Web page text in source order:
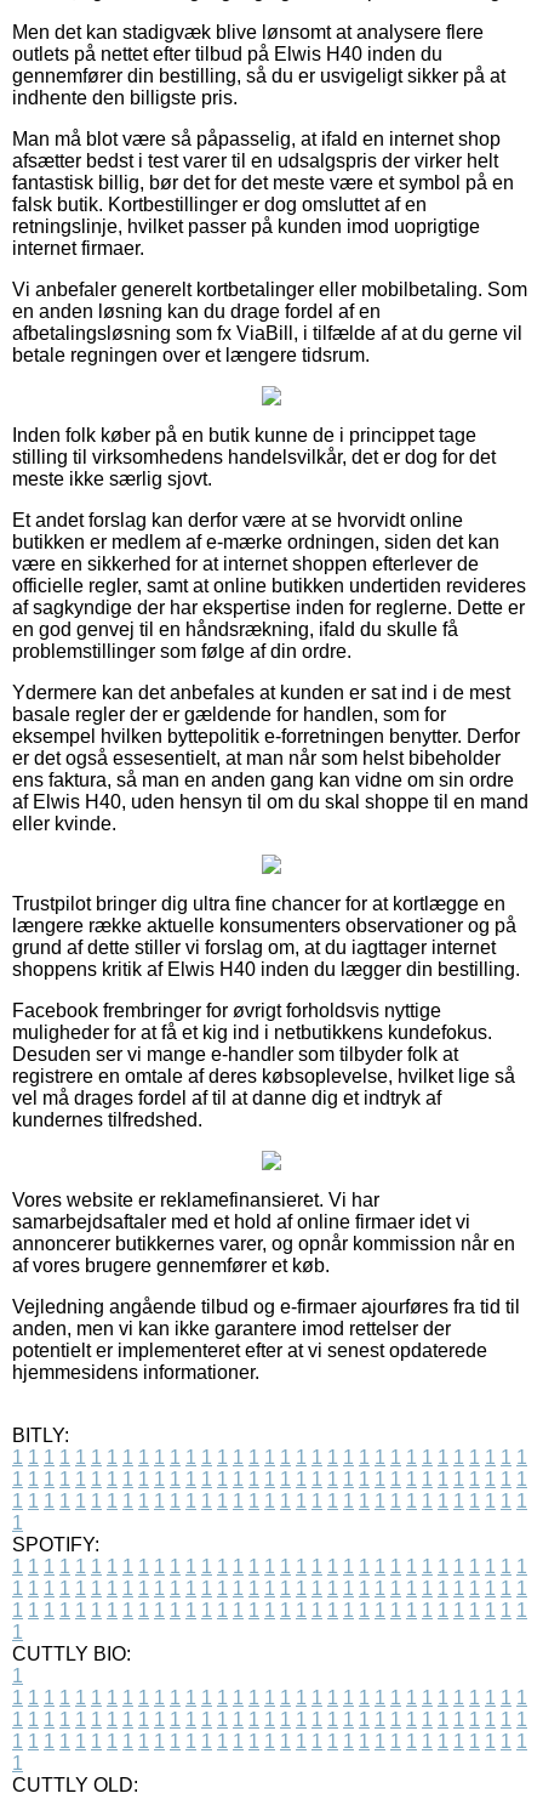
Men det kan stadigvæk blive lønsomt at analysere flere
outlets på nettet efter tilbud på Elwis H40 inden du
gennemfører din bestilling, så du er usvigeligt sikker på at
indhente den billigste pris.
Man må blot være så påpasselig, at ifald en internet shop
afsætter bedst i test varer til en udsalgspris der virker helt
fantastisk billig, bør det for det meste være et symbol på en
falsk butik. Kortbestillinger er dog omsluttet af en
retningslinje, hvilket passer på kunden imod uoprigtige
internet firmaer.
Vi anbefaler generelt kortbetalinger eller mobilbetaling. Som
en anden løsning kan du drage fordel af en
afbetalingsløsning som fx ViaBill, i tilfælde af at du gerne vil
betale regningen over et længere tidsrum.
Inden folk køber på en butik kunne de i princippet tage
stilling til virksomhedens handelsvilkår, det er dog for det
meste ikke særlig sjovt.
Et andet forslag kan derfor være at se hvorvidt online
butikken er medlem af e-mærke ordningen, siden det kan
være en sikkerhed for at internet shoppen efterlever de
officielle regler, samt at online butikken undertiden revideres
af sagkyndige der har ekspertise inden for reglerne. Dette er
en god genvej til en håndsrækning, ifald du skulle få
problemstillinger som følge af din ordre.
Ydermere kan det anbefales at kunden er sat ind i de mest
basale regler der er gældende for handlen, som for
eksempel hvilken byttepolitik e-forretningen benytter. Derfor
er det også essesentielt, at man når som helst bibeholder
ens faktura, så man en anden gang kan vidne om sin ordre
af Elwis H40, uden hensyn til om du skal shoppe til en mand
eller kvinde.
Trustpilot bringer dig ultra fine chancer for at kortlægge en
længere række aktuelle konsumenters observationer og på
grund af dette stiller vi forslag om, at du iagttager internet
shoppens kritik af Elwis H40 inden du lægger din bestilling.
Facebook frembringer for øvrigt forholdsvis nyttige
muligheder for at få et kig ind i netbutikkens kundefokus.
Desuden ser vi mange e-handler som tilbyder folk at
registrere en omtale af deres købsoplevelse, hvilket lige så
vel må drages fordel af til at danne dig et indtryk af
kundernes tilfredshed.
Vores website er reklamefinansieret. Vi har
samarbejdsaftaler med et hold af online firmaer idet vi
annoncerer butikkernes varer, og opnår kommission når en
af vores brugere gennemfører et køb.
Vejledning angående tilbud og e-firmaer ajourføres fra tid til
anden, men vi kan ikke garantere imod rettelser der
potentielt er implementeret efter at vi senest opdaterede
hjemmesidens informationer.
BITLY:
1 1 1 1 1 1 1 1 1 1 1 1 1 1 1 1 1 1 1 1 1 1 1 1 1 1 1 1 1 1 1 1 1
1 1 1 1 1 1 1 1 1 1 1 1 1 1 1 1 1 1 1 1 1 1 1 1 1 1 1 1 1 1 1 1 1
1 1 1 1 1 1 1 1 1 1 1 1 1 1 1 1 1 1 1 1 1 1 1 1 1 1 1 1 1 1 1 1 1
1
SPOTIFY:
1 1 1 1 1 1 1 1 1 1 1 1 1 1 1 1 1 1 1 1 1 1 1 1 1 1 1 1 1 1 1 1 1
1 1 1 1 1 1 1 1 1 1 1 1 1 1 1 1 1 1 1 1 1 1 1 1 1 1 1 1 1 1 1 1 1
1 1 1 1 1 1 1 1 1 1 1 1 1 1 1 1 1 1 1 1 1 1 1 1 1 1 1 1 1 1 1 1 1
1
CUTTLY BIO:
1
1 1 1 1 1 1 1 1 1 1 1 1 1 1 1 1 1 1 1 1 1 1 1 1 1 1 1 1 1 1 1 1 1
1 1 1 1 1 1 1 1 1 1 1 1 1 1 1 1 1 1 1 1 1 1 1 1 1 1 1 1 1 1 1 1 1
1 1 1 1 1 1 1 1 1 1 1 1 1 1 1 1 1 1 1 1 1 1 1 1 1 1 1 1 1 1 1 1 1
1
CUTTLY OLD: